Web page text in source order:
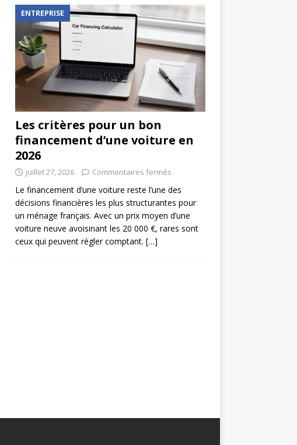
ENTREPRISE
Les critères pour un bon
financement d’une voiture en
2026
juillet 27, 2026 Commentaires fermés
Le financement d’une voiture reste l’une des
décisions financières les plus structurantes pour
un ménage français. Avec un prix moyen d’une
voiture neuve avoisinant les 20 000 €, rares sont
ceux qui peuvent régler comptant. […]